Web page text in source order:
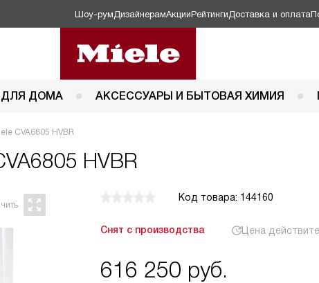
Шоу-рум ДизайнерамАкцииРейтинги Доставка и оплата
ДЛЯ ДОМА АКСЕССУАРЫ И БЫТОВАЯ ХИМИЯ
CVA6805 HVBR
HVBR
Код товара: 144160
Снят с производства Цена
616 250 руб.